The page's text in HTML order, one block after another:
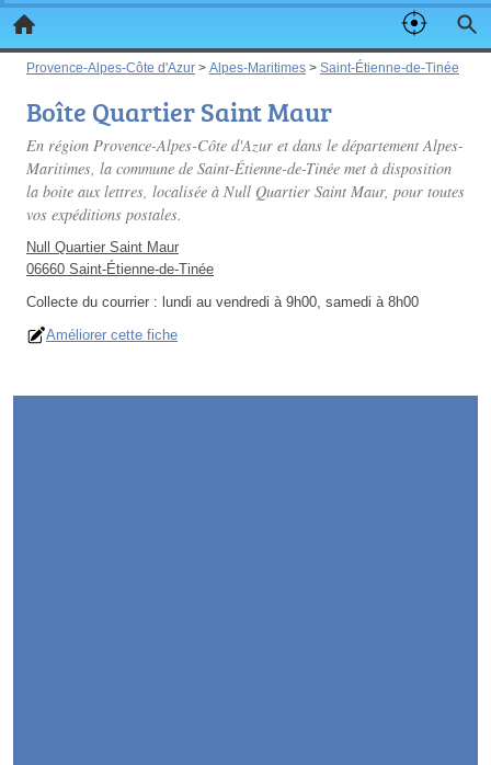
Provence-Alpes-Côte d'Azur > Alpes-Maritimes > Saint-Étienne-de-Tinée
Boîte Quartier Saint Maur
En région Provence-Alpes-Côte d'Azur et dans le département Alpes-
Maritimes, la commune de Saint-Étienne-de-Tinée met à disposition
la boite aux lettres, localisée à Null Quartier Saint Maur, pour toutes
vos expéditions postales.
Null Quartier Saint Maur
06660 Saint-Étienne-de-Tinée
Collecte du courrier : lundi au vendredi à 9h00, samedi à 8h00
Améliorer cette fiche